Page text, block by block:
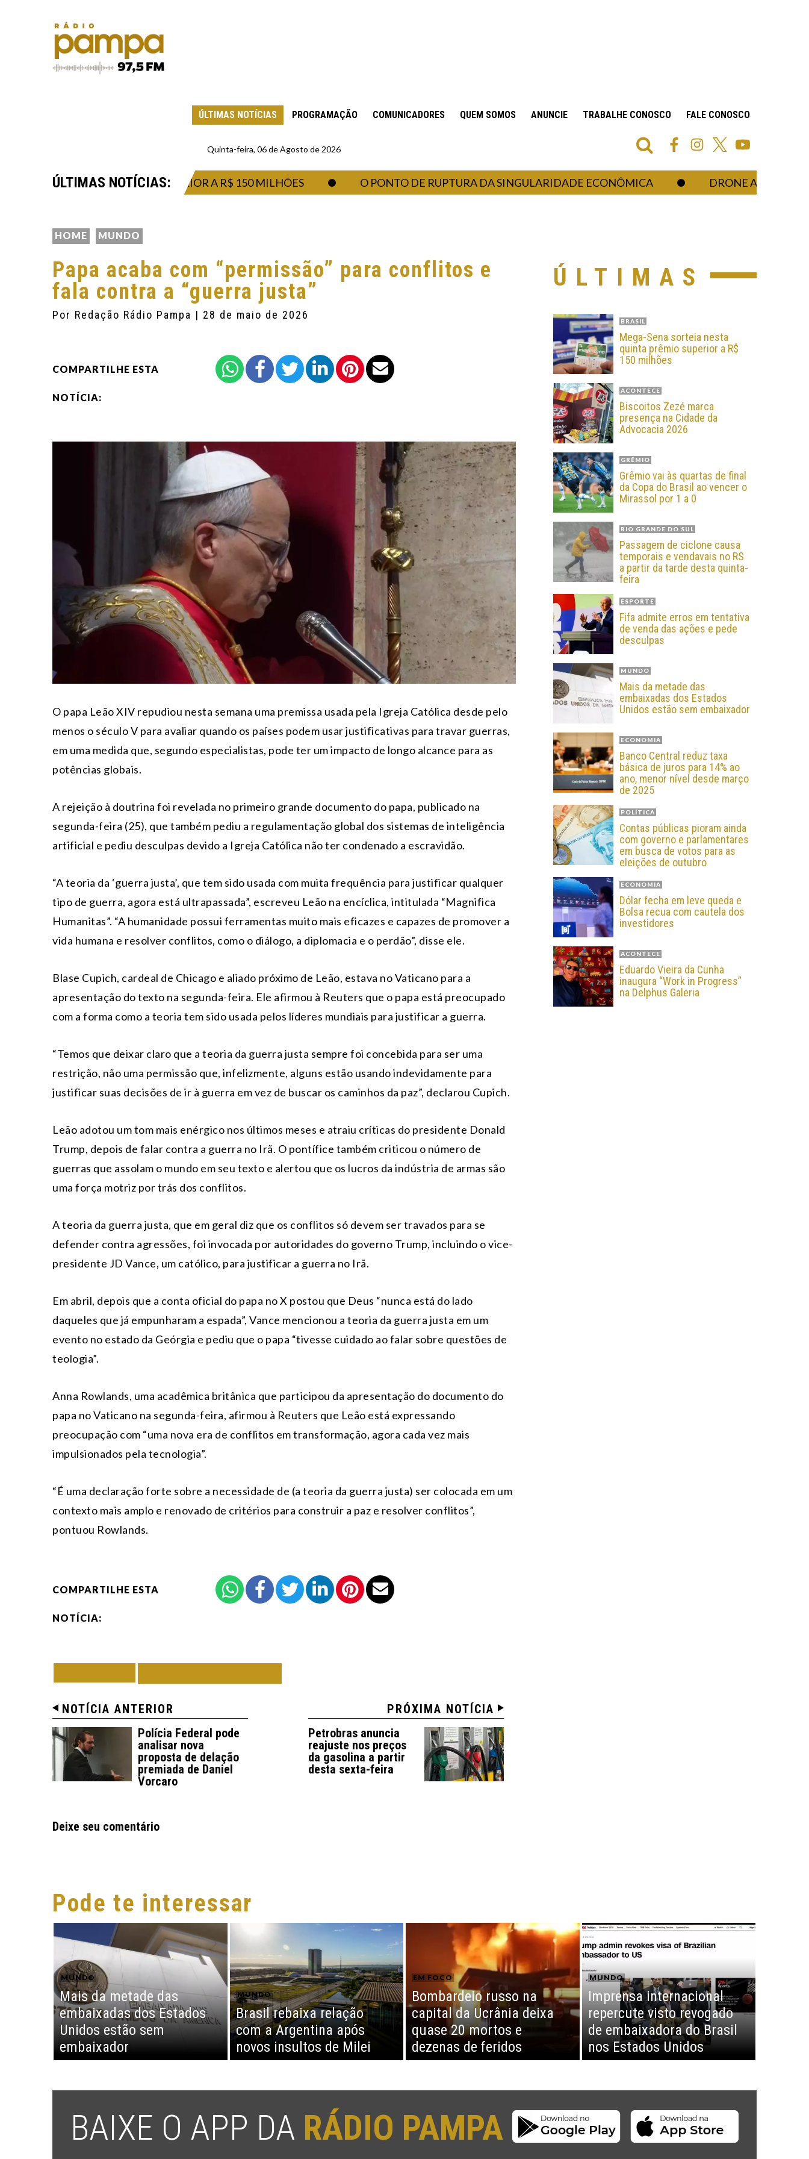
ÚLTIMAS NOTÍCIAS PROGRAMAÇÃO COMUNICADORES QUEM SOMOS ANUNCIE TRABALHE CONOSCO FALE CONOSCO
Quinta-feira, 06 de Agosto de 2026
ÚLTIMAS NOTÍCIAS:
QUINTA PRÊMIO SUPERIOR A R$ 150 MILHÕES O PONTO DE RUPTURA DA SINGULARIDADE ECONÔMICA DRONE ATIRADOR
HOME MUNDO
Papa acaba com “permissão” para conflitos e
fala contra a “guerra justa”
Por Redação Rádio Pampa | 28 de maio de 2026
COMPARTILHE ESTA
NOTÍCIA:
O papa Leão XIV repudiou nesta semana uma premissa usada pela Igreja Católica desde pelo
menos o século V para avaliar quando os países podem usar justificativas para travar guerras,
em uma medida que, segundo especialistas, pode ter um impacto de longo alcance para as
potências globais.
A rejeição à doutrina foi revelada no primeiro grande documento do papa, publicado na
segunda-feira (25), que também pediu a regulamentação global dos sistemas de inteligência
artificial e pediu desculpas devido a Igreja Católica não ter condenado a escravidão.
“A teoria da ‘guerra justa’, que tem sido usada com muita frequência para justificar qualquer
tipo de guerra, agora está ultrapassada”, escreveu Leão na encíclica, intitulada “Magnifica
Humanitas”. “A humanidade possui ferramentas muito mais eficazes e capazes de promover a
vida humana e resolver conflitos, como o diálogo, a diplomacia e o perdão”, disse ele.
Blase Cupich, cardeal de Chicago e aliado próximo de Leão, estava no Vaticano para a
apresentação do texto na segunda-feira. Ele afirmou à Reuters que o papa está preocupado
com a forma como a teoria tem sido usada pelos líderes mundiais para justificar a guerra.
“Temos que deixar claro que a teoria da guerra justa sempre foi concebida para ser uma
restrição, não uma permissão que, infelizmente, alguns estão usando indevidamente para
justificar suas decisões de ir à guerra em vez de buscar os caminhos da paz”, declarou Cupich.
Leão adotou um tom mais enérgico nos últimos meses e atraiu críticas do presidente Donald
Trump, depois de falar contra a guerra no Irã. O pontífice também criticou o número de
guerras que assolam o mundo em seu texto e alertou que os lucros da indústria de armas são
uma força motriz por trás dos conflitos.
A teoria da guerra justa, que em geral diz que os conflitos só devem ser travados para se
defender contra agressões, foi invocada por autoridades do governo Trump, incluindo o vice-
presidente JD Vance, um católico, para justificar a guerra no Irã.
Em abril, depois que a conta oficial do papa no X postou que Deus “nunca está do lado
daqueles que já empunharam a espada”, Vance mencionou a teoria da guerra justa em um
evento no estado da Geórgia e pediu que o papa “tivesse cuidado ao falar sobre questões de
teologia”.
Anna Rowlands, uma acadêmica britânica que participou da apresentação do documento do
papa no Vaticano na segunda-feira, afirmou à Reuters que Leão está expressando
preocupação com “uma nova era de conflitos em transformação, agora cada vez mais
impulsionados pela tecnologia”.
“É uma declaração forte sobre a necessidade de (a teoria da guerra justa) ser colocada em um
contexto mais amplo e renovado de critérios para construir a paz e resolver conflitos”,
pontuou Rowlands.
COMPARTILHE ESTA
NOTÍCIA:
NOTÍCIA ANTERIOR
Polícia Federal pode
analisar nova
proposta de delação
premiada de Daniel
Vorcaro
PRÓXIMA NOTÍCIA
Petrobras anuncia
reajuste nos preços
da gasolina a partir
desta sexta-feira
Deixe seu comentário
ÚLTIMAS
BRASIL
Mega-Sena sorteia nesta
quinta prêmio superior a R$
150 milhões
ACONTECE
Biscoitos Zezé marca
presença na Cidade da
Advocacia 2026
GRÊMIO
Grêmio vai às quartas de final
da Copa do Brasil ao vencer o
Mirassol por 1 a 0
RIO GRANDE DO SUL
Passagem de ciclone causa
temporais e vendavais no RS
a partir da tarde desta quinta-
feira
ESPORTE
Fifa admite erros em tentativa
de venda das ações e pede
desculpas
MUNDO
Mais da metade das
embaixadas dos Estados
Unidos estão sem embaixador
ECONOMIA
Banco Central reduz taxa
básica de juros para 14% ao
ano, menor nível desde março
de 2025
POLÍTICA
Contas públicas pioram ainda
com governo e parlamentares
em busca de votos para as
eleições de outubro
ECONOMIA
Dólar fecha em leve queda e
Bolsa recua com cautela dos
investidores
ACONTECE
Eduardo Vieira da Cunha
inaugura “Work in Progress”
na Delphus Galeria
Pode te interessar
MUNDO
Mais da metade das
embaixadas dos Estados
Unidos estão sem
embaixador
MUNDO
Brasil rebaixa relação
com a Argentina após
novos insultos de Milei
EM FOCO
Bombardeio russo na
capital da Ucrânia deixa
quase 20 mortos e
dezenas de feridos
MUNDO
Imprensa internacional
repercute visto revogado
de embaixadora do Brasil
nos Estados Unidos
BAIXE O APP DA RÁDIO PAMPA